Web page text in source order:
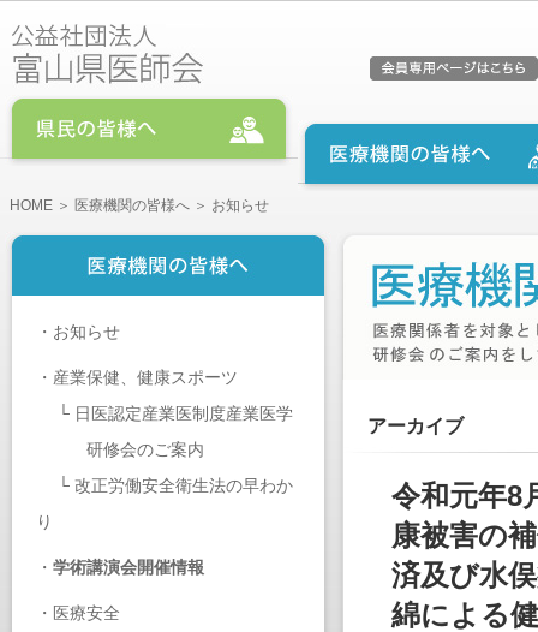
HOME ＞ 医療機関の皆様へ ＞ お知らせ
・ お知らせ
・ 産業保健、健康スポーツ
└ 日医認定産業医制度産業医学
研修会のご案内
└ 改正労働安全衛生法の早わか
り
・ 学術講演会開催情報
・ 医療安全
アーカイブ
令和元年8
康被害の
済及び水
綿による